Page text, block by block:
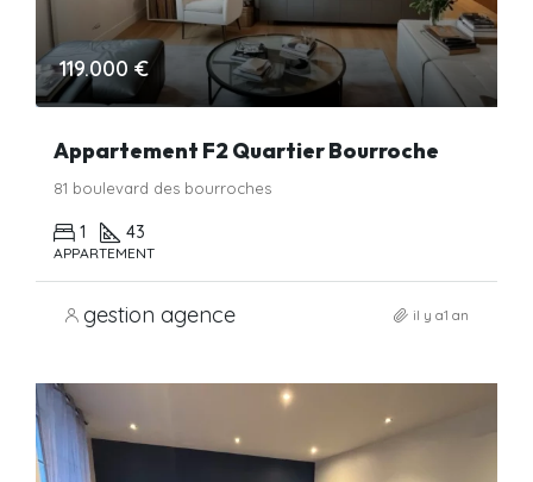
119.000 €
Appartement F2 Quartier Bourroche
81 boulevard des bourroches
1 43
APPARTEMENT
gestion agence il y a1 an